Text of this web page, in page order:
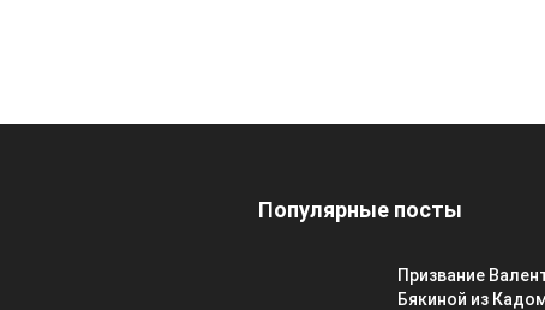
Популярные посты
Призвание
Бякиной из